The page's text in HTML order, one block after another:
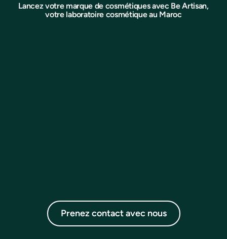
Lancez votre marque de cosmétiques avec Be Artisan,
votre laboratoire cosmétique au Maroc
Prenez contact avec nous